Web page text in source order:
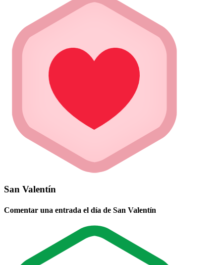
San Valentín
Comentar una entrada el día de San Valentín